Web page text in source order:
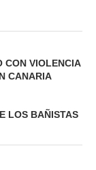
CON VIOLENCIA
CANARIA
LOS BAÑISTAS